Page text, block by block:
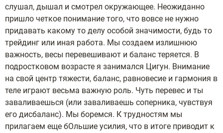
слушал, дышал и смотрел окружающее. Неожиданно
пришло четкое понимание того, что вовсе не нужно
придавать какому то делу особой значимости, будь то
трейдинг или иная работа. Мы создаем излишнюю
важность, весы перевешивают и баланс теряется. В
подростковом возрасте я занимался Цигун. Внимание
на свой центр тяжести, баланс, равновесие и гармония в
теле играют весьма важную роль. Чуть перевес и ты
заваливаешься (или заваливаешь соперника, чувствуя
его дисбаланс). Мы боремся. К трудностям мы
прилагаем еще бОльшие усилия, что в итоге приводит к